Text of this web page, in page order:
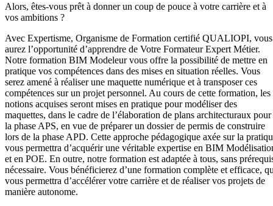
Alors, êtes-vous prêt à donner un coup de pouce à votre carrière et à
vos ambitions ?
Avec Expertisme, Organisme de Formation certifié QUALIOPI, vous
aurez l’opportunité d’apprendre de Votre Formateur Expert Métier.
Notre formation BIM Modeleur vous offre la possibilité de mettre en
pratique vos compétences dans des mises en situation réelles. Vous
serez amené à réaliser une maquette numérique et à transposer ces
compétences sur un projet personnel. Au cours de cette formation, les
notions acquises seront mises en pratique pour modéliser des
maquettes, dans le cadre de l’élaboration de plans architecturaux pour
la phase APS, en vue de préparer un dossier de permis de construire
lors de la phase APD. Cette approche pédagogique axée sur la
vous permettra d’acquérir une véritable expertise en BIM
et en POE. En outre, notre formation est adaptée à tous, sans
nécessaire. Vous bénéficierez d’une formation complète et efficace,
vous permettra d’accélérer votre carrière et de réaliser vos projets de
manière autonome.